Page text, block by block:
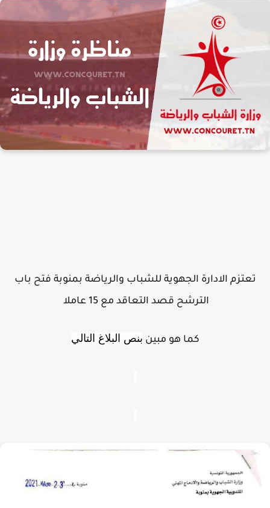
تعتزم الادارة الجهوية للشباب والرياضة بمنوبة فتح باب
الترشح قصد التعاقد مع 15 عاملا
كما هو مبينبنص البلاغ التالي